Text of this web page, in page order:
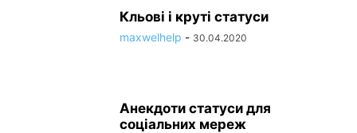
Кльові і круті статуси
maxwelhelp - 30.04.2020
Анекдоти статуси для
соціальних мереж